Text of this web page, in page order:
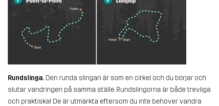
Rundslinga. Den runda slingan är som en cirkel och du börjar och
slutar vandringen på samma ställe. Rundslingorna är både trevliga
och praktiska! De är utmärkta eftersom du inte behöver vandra